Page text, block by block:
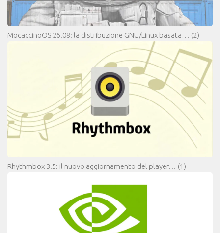
MocaccinoOS 26.08: la distribuzione GNU/Linux basata… (2)
Rhythmbox 3.5: il nuovo aggiornamento del player… (1)